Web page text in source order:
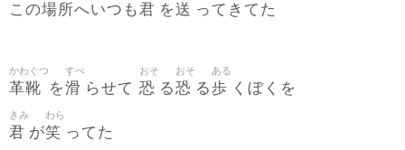
この場所へいつも君 を送 ってきてた
革靴
かわぐつ
を滑
すべ
らせて 恐
おそ
る恐
おそ
る歩
ある
くぼくを
君
きみ
が笑
わら
ってた